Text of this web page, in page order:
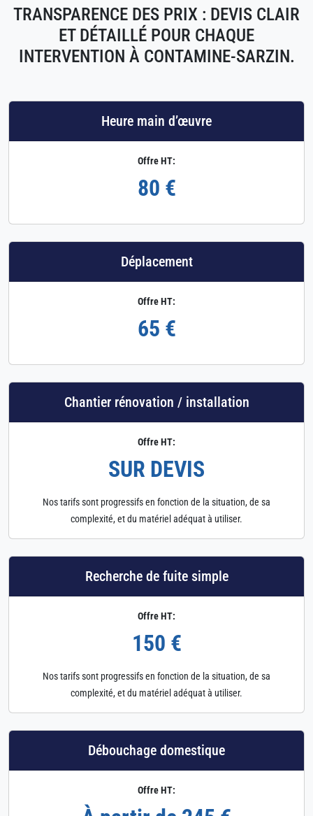
TRANSPARENCE DES PRIX : DEVIS CLAIR
ET DÉTAILLÉ POUR CHAQUE
INTERVENTION À CONTAMINE-SARZIN.
Heure main d’œuvre
Offre HT:
80 €
Déplacement
Offre HT:
65 €
Chantier rénovation / installation
Offre HT:
SUR DEVIS
Nos tarifs sont progressifs en fonction de la situation, de sa
complexité, et du matériel adéquat à utiliser.
Recherche de fuite simple
Offre HT:
150 €
Nos tarifs sont progressifs en fonction de la situation, de sa
complexité, et du matériel adéquat à utiliser.
Débouchage domestique
Offre HT: